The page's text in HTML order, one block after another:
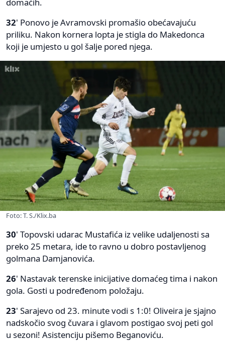
domaćih.
32' Ponovo je Avramovski promašio obećavajuću
priliku. Nakon kornera lopta je stigla do Makedonca
koji je umjesto u gol šalje pored njega.
Foto: T. S./Klix.ba
30' Topovski udarac Mustafića iz velike udaljenosti sa
preko 25 metara, ide to ravno u dobro postavljenog
golmana Damjanovića.
26' Nastavak terenske inicijative domaćeg tima i nakon
gola. Gosti u podređenom položaju.
23' Sarajevo od 23. minute vodi s 1:0! Oliveira je sjajno
nadskočio svog čuvara i glavom postigao svoj peti gol
u sezoni! Asistenciju pišemo Beganoviću.